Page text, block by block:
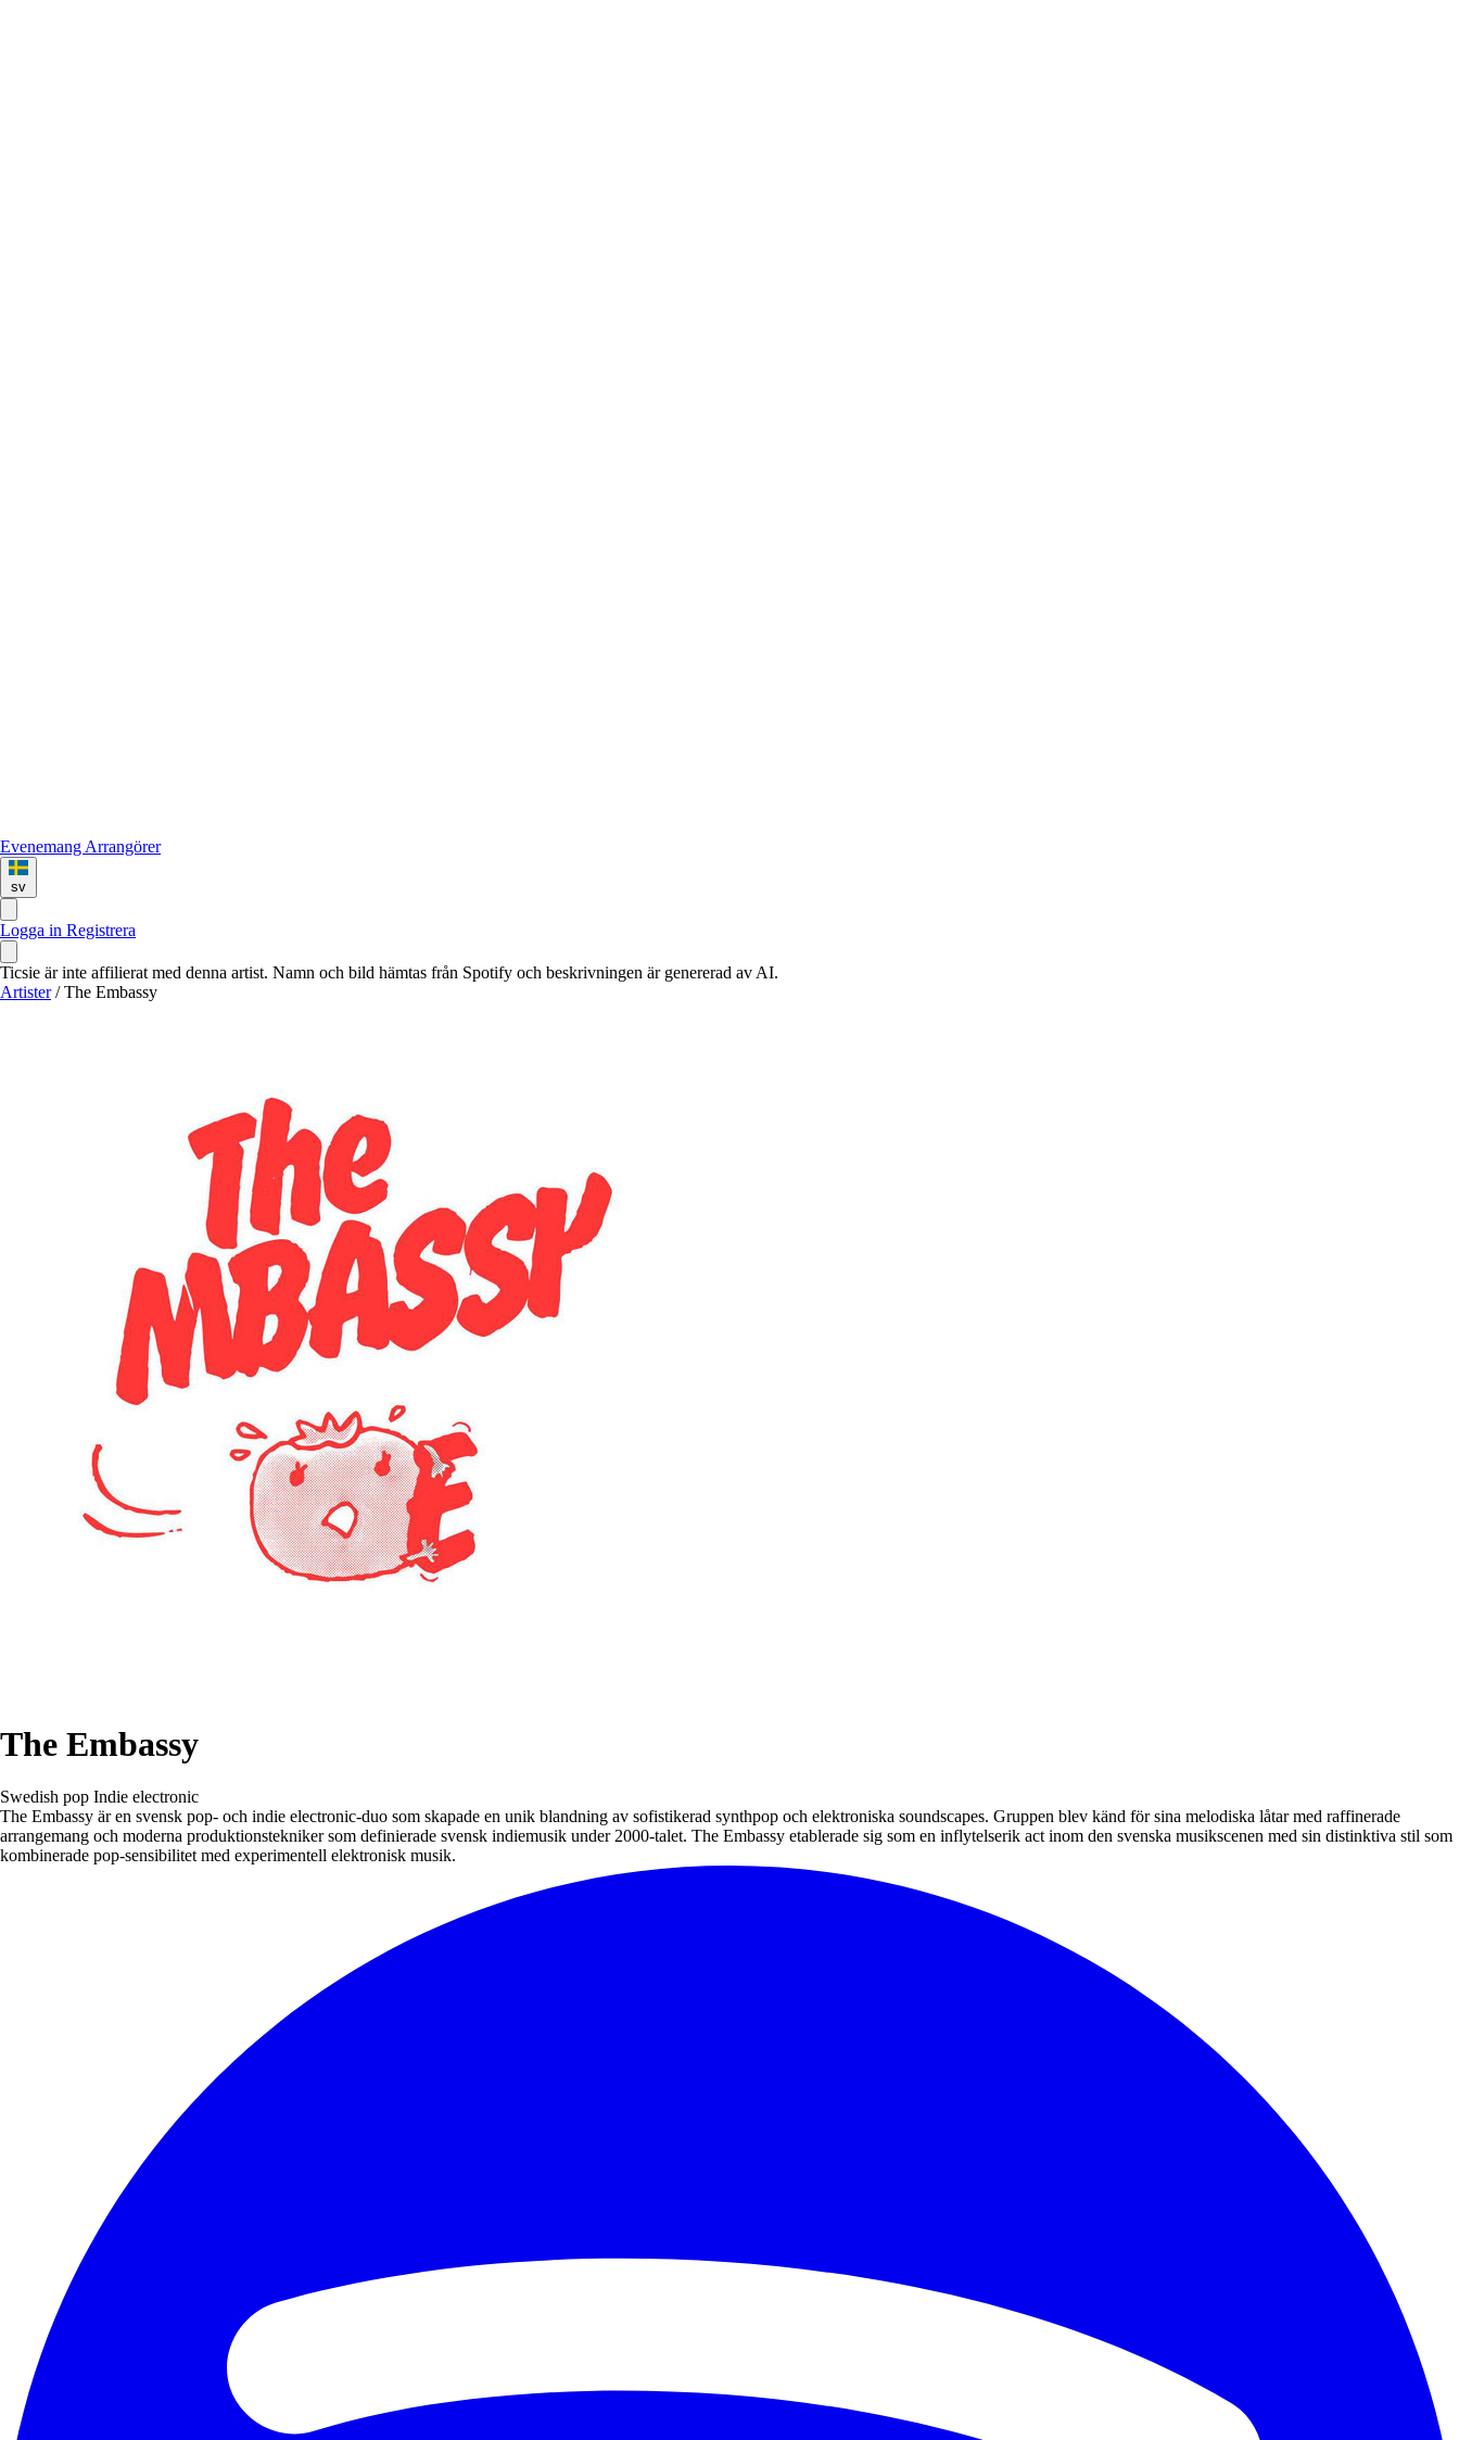
Evenemang Arrangörer
sv
Logga in Registrera
Ticsie är inte affilierat med denna artist. Namn och bild hämtas från Spotify och beskrivningen är genererad av AI.
Artister / The Embassy
The Embassy
Swedish pop Indie electronic
The Embassy är en svensk pop- och indie electronic-duo som skapade en unik blandning av sofistikerad synthpop och elektroniska soundscapes. Gruppen blev känd för sina melodiska låtar med raffinerade
arrangemang och moderna produktionstekniker som definierade svensk indiemusik under 2000-talet. The Embassy etablerade sig som en inflytelserik act inom den svenska musikscenen med sin distinktiva stil som
kombinerade pop-sensibilitet med experimentell elektronisk musik.